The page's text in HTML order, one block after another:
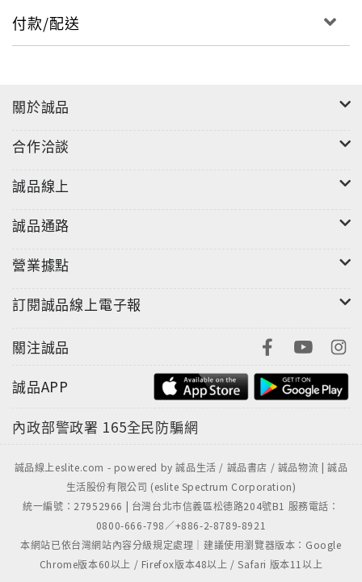
付款/配送
關於誠品
合作洽談
誠品線上
誠品通路
營業據點
訂閱誠品線上電子報
關注誠品
誠品APP
內政部警政署 165全民防騙網
誠品線上eslite.com - powered by 誠品生活 / 誠品書店 / 誠品物流 | 誠品
生活股份有限公司 (eslite Spectrum Corporation)
統一編號：27952966 | 台灣台北市信義區松德路204號B1 服務電話：
0800-666-798／+886-2-8789-8921
本網站已依台灣網站內容分級規定處理｜建議使用瀏覽器版本：Google
Chrome版本60以上 / Firefox版本48以上 / Safari 版本11以上